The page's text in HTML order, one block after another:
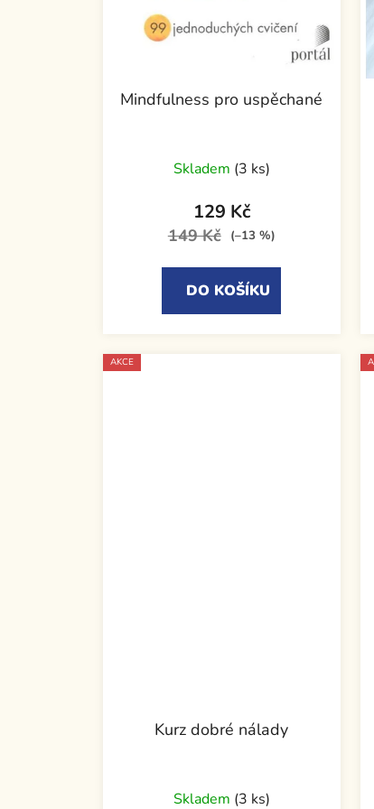
Mindfulness pro uspěchané
Skladem (3 ks)
129 Kč
149 Kč (–13 %)
DO KOŠÍKU
AKCE
Kurz dobré nálady
Skladem (3 ks)